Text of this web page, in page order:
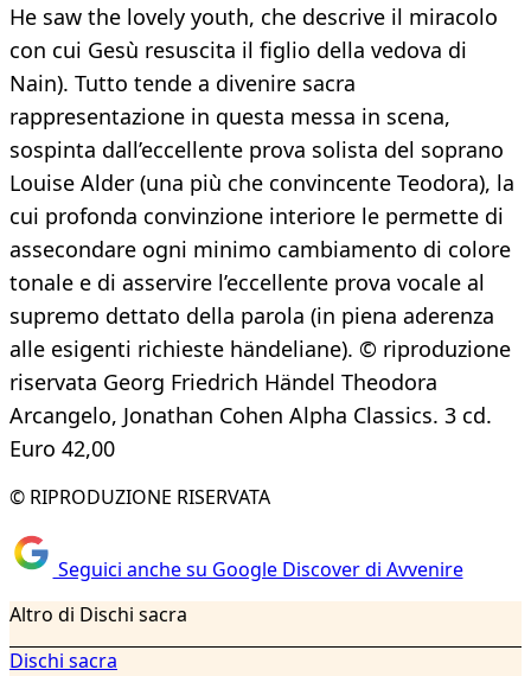
He saw the lovely youth, che descrive il miracolo
con cui Gesù resuscita il figlio della vedova di
Nain). Tutto tende a divenire sacra
rappresentazione in questa messa in scena,
sospinta dall’eccellente prova solista del soprano
Louise Alder (una più che convincente Teodora), la
cui profonda convinzione interiore le permette di
assecondare ogni minimo cambiamento di colore
tonale e di asservire l’eccellente prova vocale al
supremo dettato della parola (in piena aderenza
alle esigenti richieste händeliane). © riproduzione
riservata Georg Friedrich Händel Theodora
Arcangelo, Jonathan Cohen Alpha Classics. 3 cd.
Euro 42,00
© RIPRODUZIONE RISERVATA
Seguici anche su Google Discover di Avvenire
Altro di Dischi sacra
Dischi sacra